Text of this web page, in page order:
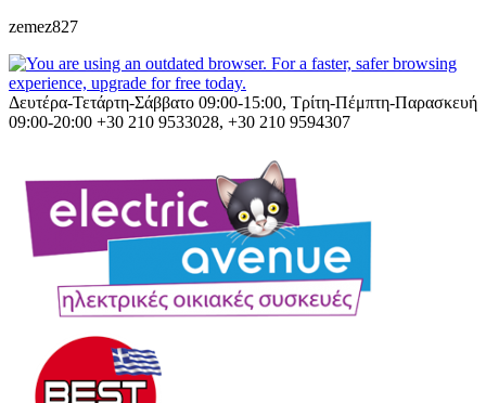
zemez827
Δευτέρα-Τετάρτη-Σάββατο 09:00-15:00, Τρίτη-Πέμπτη-Παρασκευή
09:00-20:00 +30 210 9533028, +30 210 9594307